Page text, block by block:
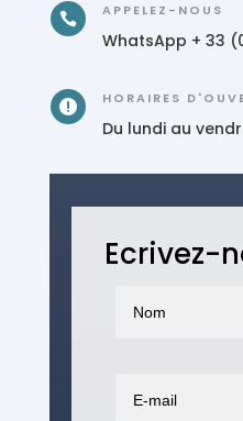
 APPELEZ-NOUS
WhatsApp + 33
 HORAIRES
Du lundi au
Ecrivez-